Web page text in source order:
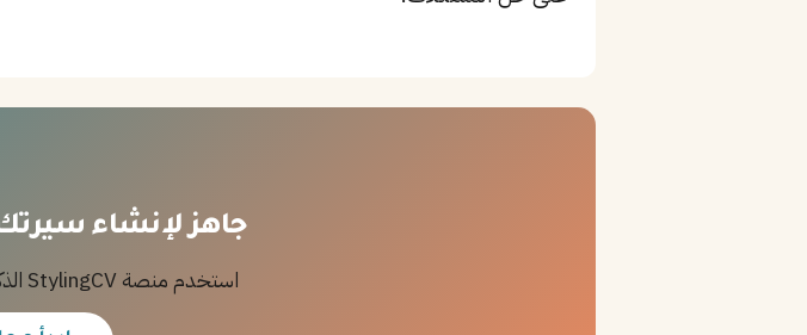
جاهز لإنشاء سيرتك
استخدم منصة StylingCV الذكية لإنشاء سيرة ذاتية احترافية